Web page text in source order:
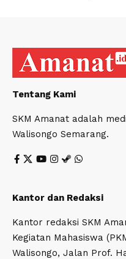
Tentang Kami
SKM Amanat adalah
Walisongo Semarang.
Kantor dan Redaksi
Kantor redaksi SKM
Kegiatan Mahasiswa
Walisongo, Jalan Prof.